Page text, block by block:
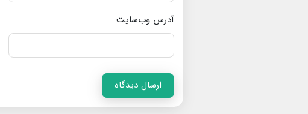
آدرس وب‌سایت
ارسال دیدگاه